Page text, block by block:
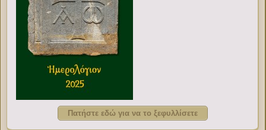
Πατήστε εδώ για να το ξεφυλλίσετε